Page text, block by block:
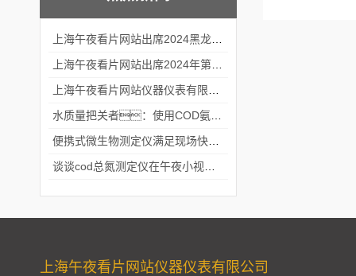
上海午夜看片网站仪器仪表有限公司